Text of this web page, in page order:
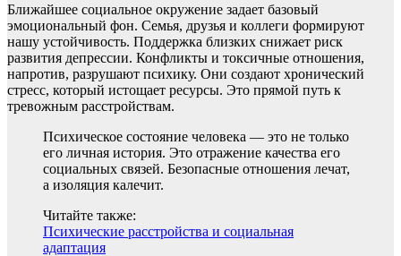
Ближайшее социальное окружение задает базовый
эмоциональный фон. Семья, друзья и коллеги формируют
нашу устойчивость. Поддержка близких снижает риск
развития депрессии. Конфликты и токсичные отношения,
напротив, разрушают психику. Они создают хронический
стресс, который истощает ресурсы. Это прямой путь к
тревожным расстройствам.
Психическое состояние человека — это не только
его личная история. Это отражение качества его
социальных связей. Безопасные отношения лечат,
а изоляция калечит.
Читайте также:
Психические расстройства и социальная
адаптация